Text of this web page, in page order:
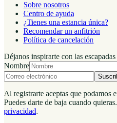
Sobre nosotros
Centro de ayuda
¿Tienes una estancia única?
Recomendar un anfitrión
Política de cancelación
Déjanos inspirarte con las
Nombre
Al registrarte aceptas que podamos
Puedes darte de baja cuando
privacidad.